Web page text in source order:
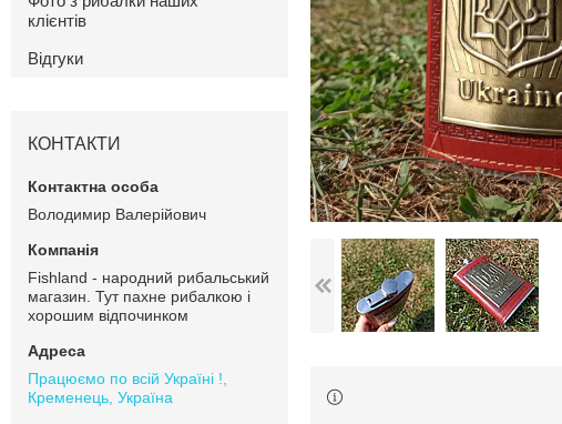
клієнтів
Відгуки
КОНТАКТИ
Володимир Валерійович
Fishland - народний рибальський
магазин. Тут пахне рибалкою і
хорошим відпочинком
Працюємо по всій Україні !,
Кременець, Україна